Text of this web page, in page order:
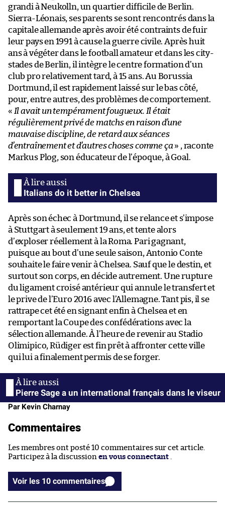
grandi à Neukolln, un quartier difficile de Berlin.
Sierra-Léonais, ses parents se sont rencontrés dans la
capitale allemande après avoir été contraints de fuir
leur pays en 1991 à cause la guerre civile. Après huit
ans à végéter dans le football amateur et dans les city-
stades de Berlin, il intègre le centre formation d’un
club pro relativement tard, à 15 ans. Au Borussia
Dortmund, il est rapidement laissé sur le bas côté,
pour, entre autres, des problèmes de comportement.
« Il avait un tempérament fougueux. Il était
régulièrement privé de matchs en raison d’une
mauvaise discipline, de retard aux séances
d’entraînement et d’autres choses comme ça » , raconte
Markus Plog, son éducateur de l’époque, à Goal.
Italians do it better in Chelsea
Après son échec à Dortmund, il se relance et s’impose
à Stuttgart à seulement 19 ans, et tente alors
d’exploser réellement à la Roma. Pari gagnant,
puisque au bout d’une seule saison, Antonio Conte
souhaite le faire venir à Chelsea. Sauf que le destin, et
surtout son corps, en décide autrement. Une rupture
du ligament croisé antérieur qui annule le transfert et
le prive de l’Euro 2016 avec l’Allemagne. Tant pis, il se
rattrape cet été en signant enfin à Chelsea et en
remportant la Coupe des confédérations avec la
sélection allemande. À l’heure de revenir au Stadio
Olimipico, Rüdiger est fin prêt à affronter cette ville
qui lui a finalement permis de se forger.
Pierre Sage a un international français dans le viseur
Par Kevin Charnay
Commentaires
Les membres ont posté 10 commentaires sur cet article.
Participez à la discussion en vous connectant
Voir les 10 commentaires